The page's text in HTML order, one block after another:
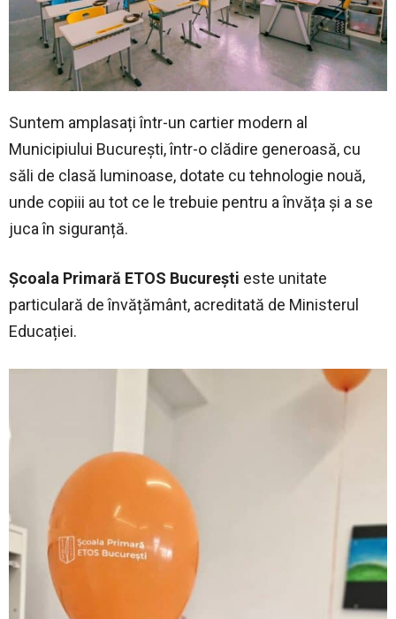
Suntem amplasați într-un cartier modern al
Municipiului București, într-o clădire generoasă, cu
săli de clasă luminoase, dotate cu tehnologie nouă,
unde copiii au tot ce le trebuie pentru a învăța și a se
juca în siguranță.
Școala Primară ETOS București este unitate
particulară de învățământ, acreditată de Ministerul
Educației.